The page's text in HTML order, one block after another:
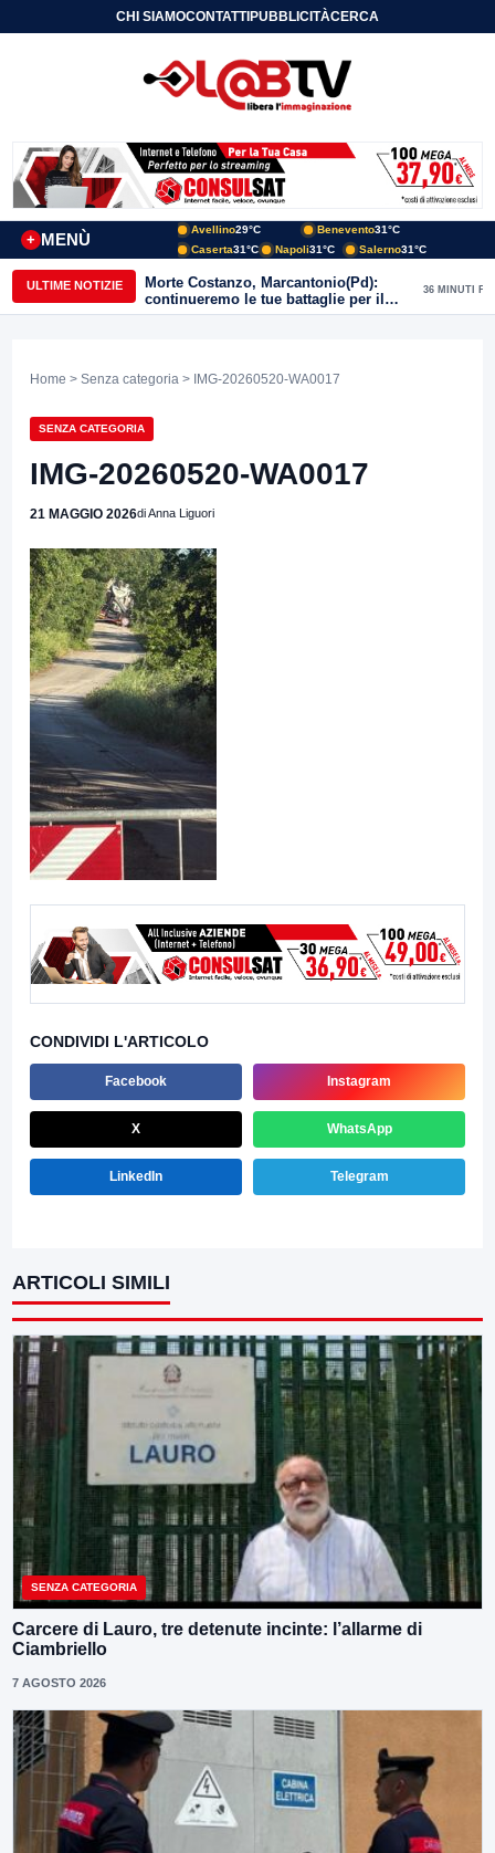
CHI SIAMOCONTATTIPUBBLICITÀCERCA
MENÙ
+
Avellino29°C Benevento31°C
Caserta31°C Napoli31°C Salerno31°C
ULTIME NOTIZIE
Morte Costanzo, Marcantonio(Pd):
continueremo le tue battaglie per il
Sannio
36 MINUTI FA
Home > Senza categoria > IMG-20260520-WA0017
SENZA CATEGORIA
IMG-20260520-WA0017
21 MAGGIO 2026di Anna Liguori
CONDIVIDI L'ARTICOLO
Facebook Instagram
X WhatsApp
LinkedIn Telegram
ARTICOLI SIMILI
SENZA CATEGORIA
Carcere di Lauro, tre detenute incinte: l’allarme di
Ciambriello
7 AGOSTO 2026